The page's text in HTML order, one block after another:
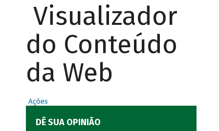
Visualizador
do Conteúdo
da Web
Ações
DÊ SUA OPINIÃO